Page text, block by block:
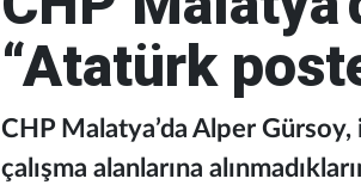
“Atatürk
CHP Malatya’da Alper
çalışma alanlarına